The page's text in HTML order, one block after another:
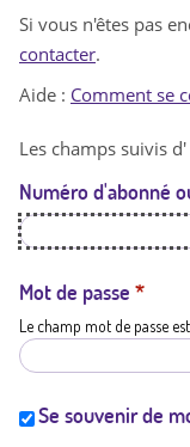
Si vous n'êtes pas
contacter.
Aide : Comment se
Les champs suivis
Numéro d'abonné
Mot de passe *
Le champ mot de passe
Se souvenir de